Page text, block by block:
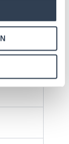
de 5
fino